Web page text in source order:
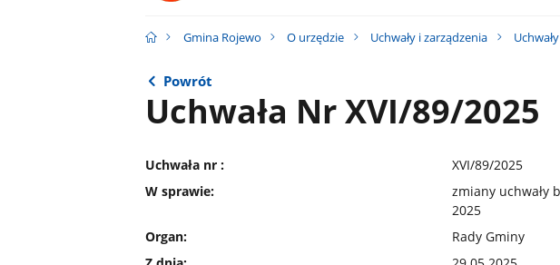
Gmina Rojewo O urzędzie Uchwały i zarządzenia Uchwały
Powrót
Uchwała Nr XVI/89/2025
Uchwała nr :
XVI/89/2025
W sprawie:
zmiany uchwały
2025
Organ:
Rady Gminy